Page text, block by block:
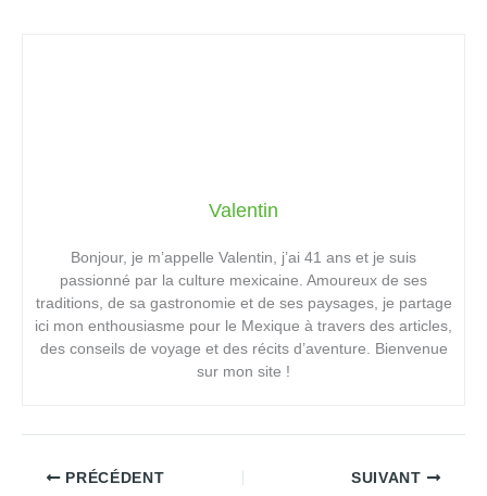
Valentin
Bonjour, je m’appelle Valentin, j’ai 41 ans et je suis
passionné par la culture mexicaine. Amoureux de ses
traditions, de sa gastronomie et de ses paysages, je partage
ici mon enthousiasme pour le Mexique à travers des articles,
des conseils de voyage et des récits d’aventure. Bienvenue
sur mon site !
PRÉCÉDENT SUIVANT